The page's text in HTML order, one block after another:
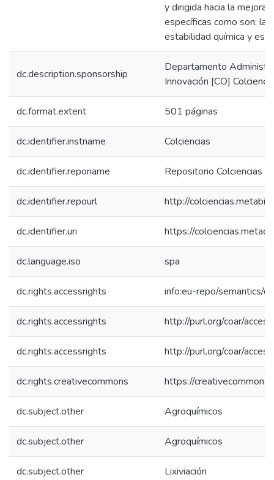
y dirigida hacia la mejora
específicas como son: la
estabilidad química y
dc.description.sponsorship
Departamento
Innovación [CO]
dc.format.extent 501 páginas
dc.identifier.instname Colciencias
dc.identifier.reponame Repositorio Colciencias
dc.identifier.repourl http://
dc.identifier.uri https://
dc.language.iso spa
dc.rights.accessrights info:eu-repo/semantics/
dc.rights.accessrights http://purl.org/coar/
dc.rights.accessrights http://purl.org/coar/
dc.rights.creativecommons https://
dc.subject.other Agroquímicos
dc.subject.other Agroquímicos
dc.subject.other Lixiviación